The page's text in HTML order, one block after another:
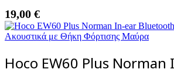
19,00 €
Hoco EW60 Plus Norman